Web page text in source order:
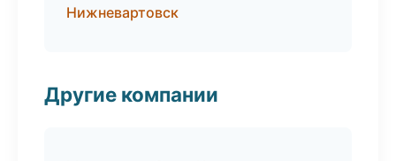
Нижневартовск
Другие компании